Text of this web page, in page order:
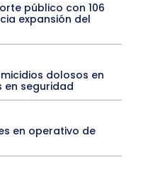
público con 106
expansión del
dolosos en
en seguridad
en operativo de